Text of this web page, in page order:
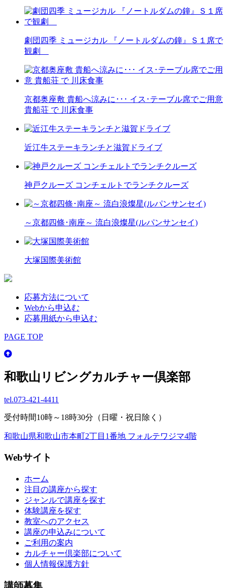
劇団四季 ミュージカル 『ノートルダムの鐘』Ｓ１席で
観劇
京都奥座敷 貴船へ涼みに･･･ イス･テーブル席でご用意
貴船荘 で 川床食事
近江牛ステーキランチと滋賀ドライブ
神戸クルーズ コンチェルトでランチクルーズ
～京都四條･南座～ 流白浪燦星(ルパンサンセイ)
大塚国際美術館
応募方法について
Webから申込む
応募用紙から申込む
PAGE TOP
和歌山リビングカルチャー倶楽部
tel.073-421-4411
受付時間10時～18時30分（日曜・祝日除く）
和歌山県和歌山市本町2丁目1番地 フォルテワジマ4階
Webサイト
ホーム
注目の講座から探す
ジャンルで講座を探す
体験講座を探す
教室へのアクセス
講座の申込みについて
ご利用の案内
カルチャー倶楽部について
個人情報保護方針
講師募集